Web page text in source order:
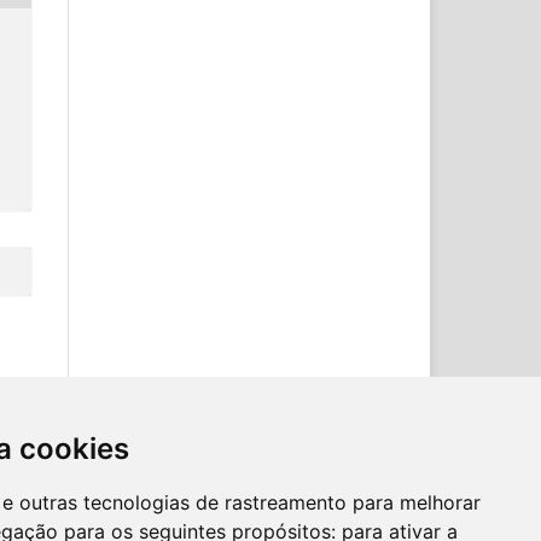
cookies
outras tecnologias de rastreamento para melhorar
para os seguintes propósitos: para ativar a